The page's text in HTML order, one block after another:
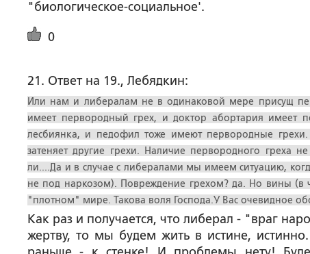
"биологическое-социальное'.
0
21. Ответ на 19., Лебядкин:
Или нам и либералам не в одинаковой мере присущ
имеет первородный грех, и доктор абортария имеет
лесбиянка, и педофил тоже имеют первородные
затеняет другие грехи. Наличие первородного греха
ли....Да и в случае с либералами мы имеем ситуацию,
не под наркозом). Повреждение грехом? да. Но вины
"плотном" мире. Такова воля Господа.У Вас очевидное
Как раз и получается, что либерал - "враг
жертву, то мы будем жить в истине,